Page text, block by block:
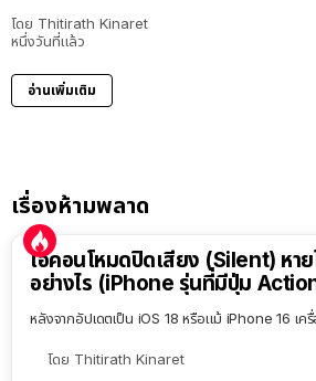
โดย Thitirath Kinaret
หนึ่งวันที่แล้ว
อ่านเพิ่มเติม
เรื่องห้ามพลาด
ไอคอนโหมดปิดเสียง (Silent) หาย
อย่างไร (iPhone รุ่นที่มีปุ่ม
หลังจากอัปเดตเป็น iOS 18 หรือแม้ iPhone 16 เค
โดย Thitirath Kinaret